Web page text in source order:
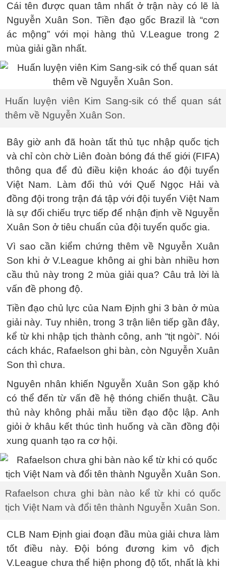
Cái tên được quan tâm nhất ở trận này có lẽ là
Nguyễn Xuân Son. Tiền đạo gốc Brazil là “cơn
ác mộng” với mọi hàng thủ V.League trong 2
mùa giải gần nhất.
Huấn luyện viên Kim Sang-sik có thể quan sát
thêm về Nguyễn Xuân Son.
Bây giờ anh đã hoàn tất thủ tục nhập quốc tịch
và chỉ còn chờ Liên đoàn bóng đá thế giới (FIFA)
thông qua để đủ điều kiện khoác áo đội tuyển
Việt Nam. Làm đối thủ với Quế Ngọc Hải và
đồng đội trong trận đá tập với đội tuyển Việt Nam
là sự đối chiếu trực tiếp để nhận định về Nguyễn
Xuân Son ở tiêu chuẩn của đội tuyển quốc gia.
Vì sao cần kiểm chứng thêm về Nguyễn Xuân
Son khi ở V.League không ai ghi bàn nhiều hơn
cầu thủ này trong 2 mùa giải qua? Câu trả lời là
vấn đề phong độ.
Tiền đạo chủ lực của Nam Định ghi 3 bàn ở mùa
giải này. Tuy nhiên, trong 3 trận liên tiếp gần đây,
kể từ khi nhập tịch thành công, anh “tịt ngòi”. Nói
cách khác, Rafaelson ghi bàn, còn Nguyễn Xuân
Son thì chưa.
Nguyên nhân khiến Nguyễn Xuân Son gặp khó
có thể đến từ vấn đề hệ thóng chiến thuật. Cầu
thủ này không phải mẫu tiền đạo độc lập. Anh
giỏi ở khâu kết thúc tình huống và cần đồng đội
xung quanh tạo ra cơ hội.
Rafaelson chưa ghi bàn nào kể từ khi có quốc
tịch Việt Nam và đổi tên thành Nguyễn Xuân Son.
CLB Nam Định giai đoạn đầu mùa giải chưa làm
tốt điều này. Đội bóng đương kim vô địch
V.League chưa thể hiện phong độ tốt, nhất là khi